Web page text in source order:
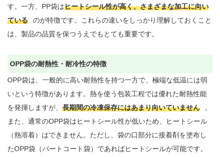
す。一方、PP袋はヒートシール性が高く、さまざまな加工に向い
ている
のが特徴です。これらの違いをしっかり理解しておくこと
は、製品の品質を保つうえでもとても重要です。
OPP袋の耐熱性・耐冷性の特徴
OPP袋は、一般的に高い耐熱性を持つ一方で、極端な低温には弱
いという特徴があります。熱を使う包装工程では優れた耐熱性能
を発揮しますが、 長期間の冷凍保存にはあまり向いていません
。
また、通常のOPP袋はヒートシール性が低いため、ヒートシール
（熱溶着）はできません。ただし、袋の口部分に接着剤を塗布し
たOPP袋（パートコート袋）であればヒートシールが可能です。